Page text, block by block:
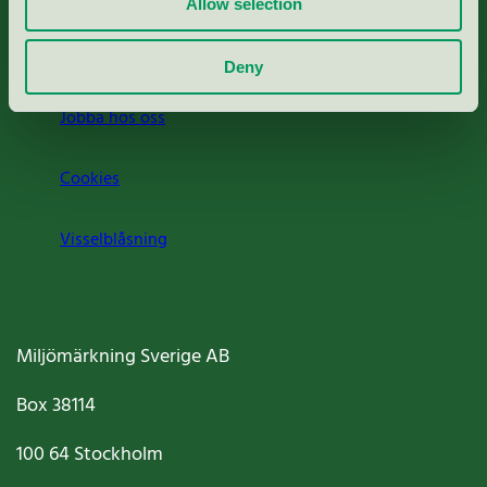
Deny
Jobba hos oss
Cookies
Visselblåsning
Miljömärkning Sverige AB
Box38114
100 64Stockholm